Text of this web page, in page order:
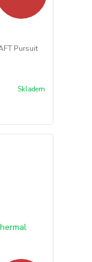
Pursuit
Skladem